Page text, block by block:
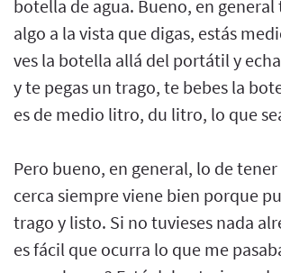
botella de agua. Bueno, en
algo a la vista que digas, estás
ves la botella allá del portátil y
y te pegas un trago, te bebes la
es de medio litro, du litro, lo que
Pero bueno, en general, lo de
cerca siempre viene bien porque
trago y listo. Si no tuvieses nada
es fácil que ocurra lo que me